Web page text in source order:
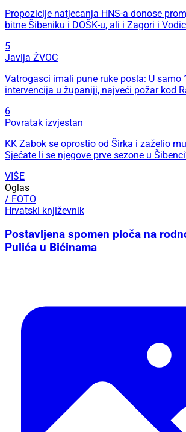
Propozicije natjecanja HNS-a donose
bitne Šibeniku i DOŠK-u, ali i Zagori i
5
Javlja ŽVOC
Vatrogasci imali pune ruke posla: U samo
intervencija u županiji, najveći požar kod
6
Povratak izvjestan
KK Zabok se oprostio od Širka i zaželio
Sjećate li se njegove prve sezone u
VIŠE
Oglas
/ FOTO
Hrvatski književnik
Postavljena spomen ploča na
Pulića u Bićinama